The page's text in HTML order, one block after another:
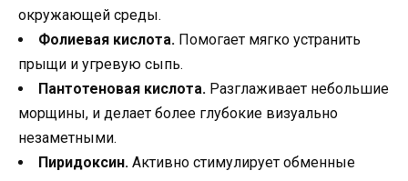
окружающей среды.
Фолиевая кислота. Помогает мягко устранить
прыщи и угревую сыпь.
Пантотеновая кислота. Разглаживает небольшие
морщины, и делает более глубокие визуально
незаметными.
Пиридоксин. Активно стимулирует обменные